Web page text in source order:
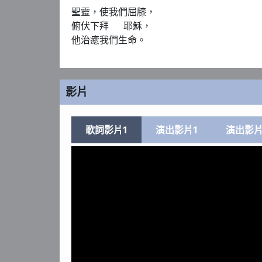
聖靈，使我們屈膝，
俯伏下拜     耶穌，
他治癒我們生命。
影片
歌詞影片1 演出影片1 演出影